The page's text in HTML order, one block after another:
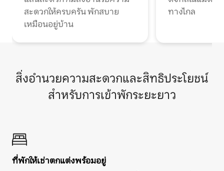
สะดวกให้ครบครัน พักสบาย
เหมือนอยู่บ้าน
ทางไกล
สิ่งอำนวยความสะดวกและสิทธิประโยชน์
สำหรับการเข้าพักระยะยาว
ที่พักให้เช่าตกแต่งพร้อมอยู่